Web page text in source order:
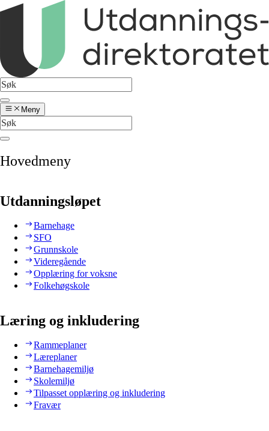
Meny
Hovedmeny
Utdanningsløpet
Barnehage
SFO
Grunnskole
Videregående
Opplæring for voksne
Folkehøgskole
Læring og inkludering
Rammeplaner
Læreplaner
Barnehagemiljø
Skolemiljø
Tilpasset opplæring og inkludering
Fravær